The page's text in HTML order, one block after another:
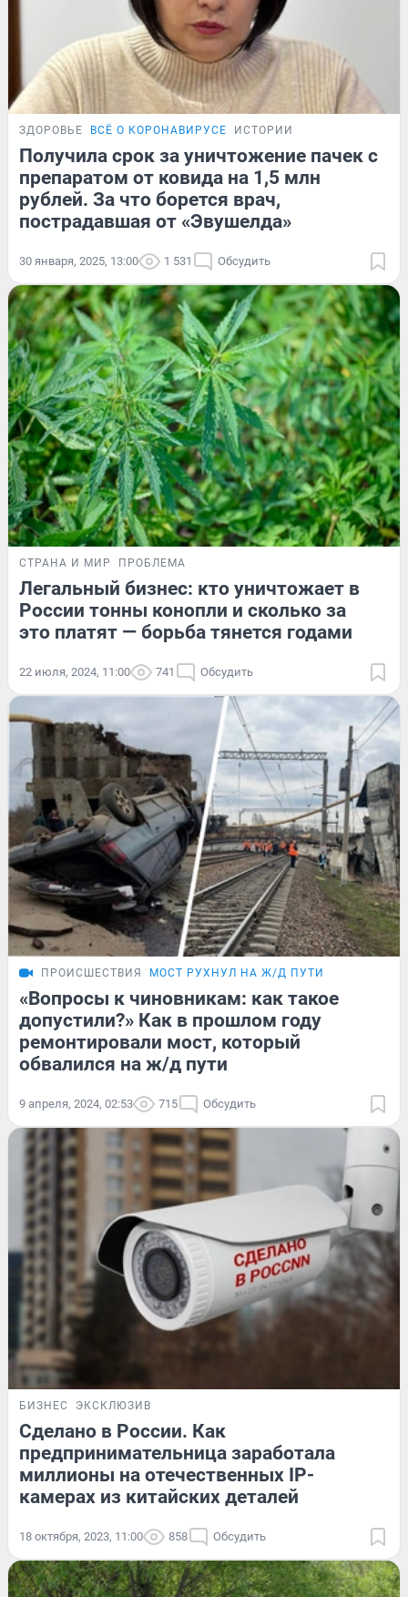
ЗДОРОВЬЕ ВСЁ О КОРОНАВИРУСЕ ИСТОРИИ
Получила срок за уничтожение пачек с
препаратом от ковида на 1,5 млн
рублей. За что борется врач,
пострадавшая от «Эвушелда»
30 января, 2025, 13:00 1 531 Обсудить
СТРАНА И МИР ПРОБЛЕМА
Легальный бизнес: кто уничтожает в
России тонны конопли и сколько за
это платят — борьба тянется годами
22 июля, 2024, 11:00 741 Обсудить
ПРОИСШЕСТВИЯ МОСТ РУХНУЛ НА Ж/Д ПУТИ
«Вопросы к чиновникам: как такое
допустили?» Как в прошлом году
ремонтировали мост, который
обвалился на ж/д пути
9 апреля, 2024, 02:53 715 Обсудить
БИЗНЕС ЭКСКЛЮЗИВ
Сделано в России. Как
предпринимательница заработала
миллионы на отечественных IP-
камерах из китайских деталей
18 октября, 2023, 11:00 858 Обсудить